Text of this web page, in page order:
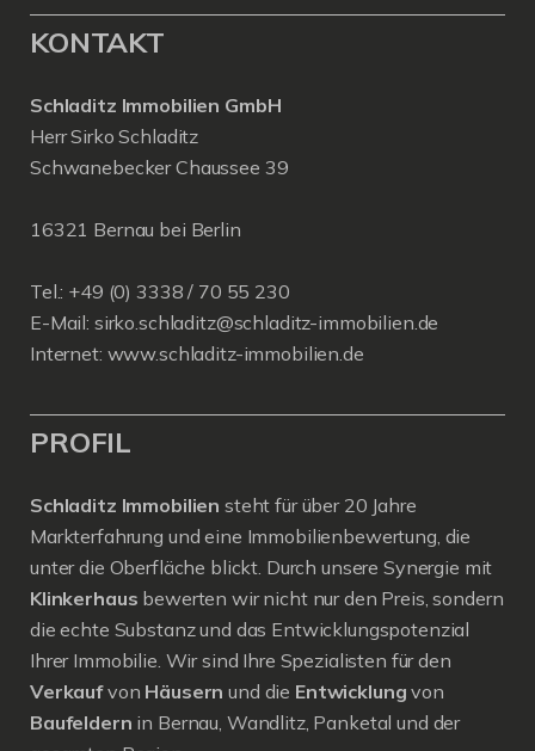
KONTAKT
Schladitz Immobilien GmbH
Herr Sirko Schladitz
Schwanebecker Chaussee 39
16321 Bernau bei Berlin
Tel.: +49 (0) 3338 / 70 55 230
E-Mail: sirko.schladitz@schladitz-immobilien.de
Internet: www.schladitz-immobilien.de
PROFIL
Schladitz Immobilien steht für über 20 Jahre
Markterfahrung und eine Immobilienbewertung, die
unter die Oberfläche blickt. Durch unsere Synergie mit
Klinkerhaus bewerten wir nicht nur den Preis, sondern
die echte Substanz und das Entwicklungspotenzial
Ihrer Immobilie. Wir sind Ihre Spezialisten für den
Verkaufvon Häusern und die Entwicklung von
Baufeldern in Bernau, Wandlitz, Panketal und der